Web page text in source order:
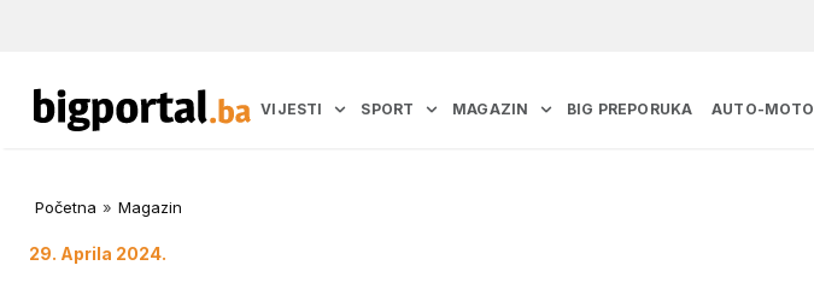
VIJESTI SPORT MAGAZIN BIG PREPORUKA AUTO-MOTO
Početna » Magazin
29. Aprila 2024.